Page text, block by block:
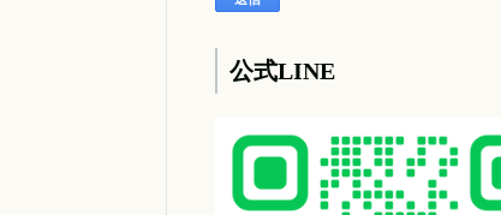
公式LINE